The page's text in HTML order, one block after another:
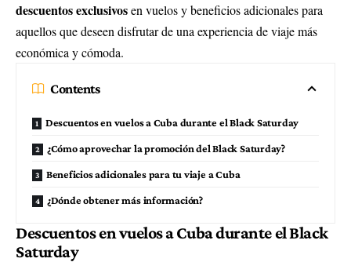
descuentos exclusivosen vuelos y beneficios adicionales para
aquellos que deseen disfrutar de una experiencia de viaje más
económica y cómoda.
Contents
Descuentos en vuelos a Cuba durante el Black Saturday
¿Cómo aprovechar la promoción del Black Saturday?
Beneficios adicionales para tu viaje a Cuba
¿Dónde obtener más información?
Descuentos en vuelos a Cuba durante el Black
Saturday